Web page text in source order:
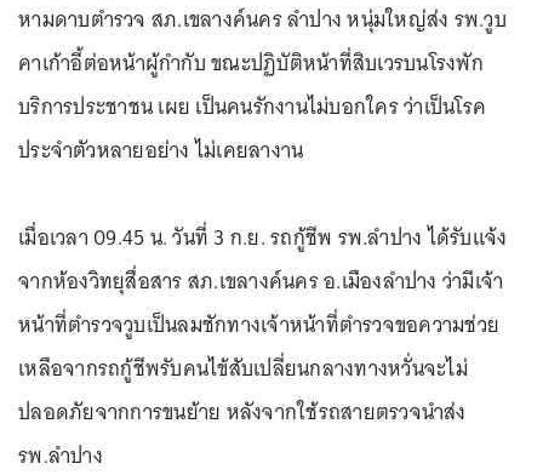
หามดาบตำรวจ สภ.เขลางค์นคร ลำปาง หนุ่มใหญ่ส่ง รพ.วูบ
คาเก้าอี้ต่อหน้าผู้กำกับ ขณะปฏิบัติหน้าที่สิบเวรบนโรงพัก
บริการประชาชน เผย เป็นคนรักงานไม่บอกใคร ว่าเป็นโรค
ประจำตัวหลายอย่าง ไม่เคยลางาน
เมื่อเวลา 09.45 น. วันที่ 3 ก.ย. รถกู้ชีพ รพ.ลำปาง ได้รับแจ้ง
จากห้องวิทยุสื่อสาร สภ.เขลางค์นคร อ.เมืองลำปาง ว่ามีเจ้า
หน้าที่ตำรวจวูบเป็นลมชักทางเจ้าหน้าที่ตำรวจขอความช่วย
เหลือจากรถกู้ชีพรับคนไข้สับเปลี่ยนกลางทางหวั่นจะไม่
ปลอดภัยจากการขนย้าย หลังจากใช้รถสายตรวจนำส่ง
รพ.ลำปาง